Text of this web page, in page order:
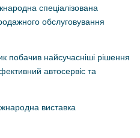
спеціалізована
обслуговування
побачив найсучасніші рішення
автосервіс та
виставка